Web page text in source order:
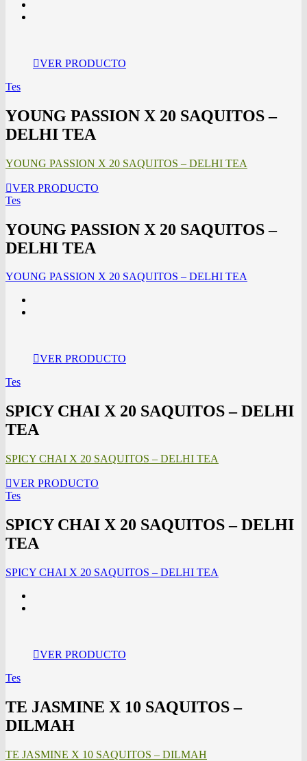
VER PRODUCTO
Tes
YOUNG PASSION X 20 SAQUITOS –
DELHI TEA
YOUNG PASSION X 20 SAQUITOS – DELHI TEA
VER PRODUCTO
Tes
YOUNG PASSION X 20 SAQUITOS –
DELHI TEA
YOUNG PASSION X 20 SAQUITOS – DELHI TEA
VER PRODUCTO
Tes
SPICY CHAI X 20 SAQUITOS – DELHI
TEA
SPICY CHAI X 20 SAQUITOS – DELHI TEA
VER PRODUCTO
Tes
SPICY CHAI X 20 SAQUITOS – DELHI
TEA
SPICY CHAI X 20 SAQUITOS – DELHI TEA
VER PRODUCTO
Tes
TE JASMINE X 10 SAQUITOS –
DILMAH
TE JASMINE X 10 SAQUITOS – DILMAH